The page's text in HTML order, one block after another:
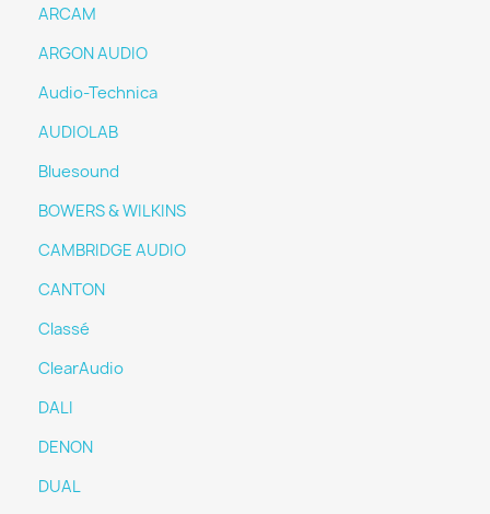
ARCAM
ARGON AUDIO
Audio-Technica
AUDIOLAB
Bluesound
BOWERS & WILKINS
CAMBRIDGE AUDIO
CANTON
Classé
ClearAudio
DALI
DENON
DUAL